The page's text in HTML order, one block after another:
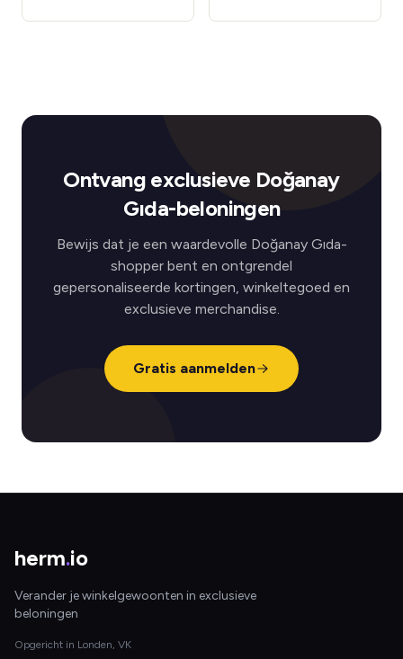
Ontvang exclusieve Doğanay
Gıda-beloningen
Bewijs dat je een waardevolle Doğanay Gıda-
shopper bent en ontgrendel
gepersonaliseerde kortingen, winkeltegoed en
exclusieve merchandise.
Gratis aanmelden
herm.io
Verander je winkelgewoonten in exclusieve
beloningen
Opgericht in Londen, VK